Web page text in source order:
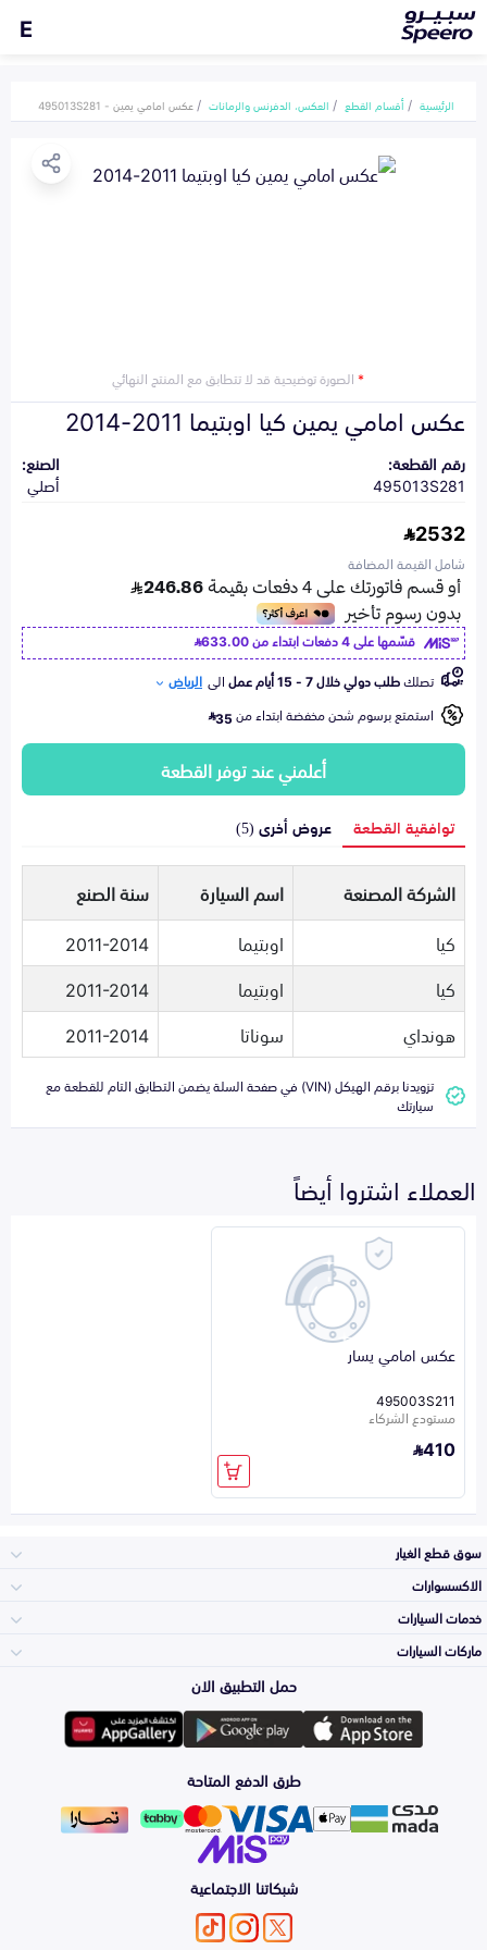
E
الرئيسية أقسام القطع العكس، الدفرنس والرمانات عكس امامي يمين - 495013S281
*الصورة توضيحية قد لا تتطابق مع المنتج النهائي
عكس امامي يمين كيا اوبتيما 2011-2014
رقم القطعة:
495013S281
الصنع:
أصلي
2532
شامل القيمة المضافة
قسّمها على 4 دفعات ابتداء من
633.00
تصلكطلب دولي خلال 7 - 15 أيام عمل الى الرياض
استمتع برسوم شحن مخفضة ابتداء من35
أعلمني عند توفر القطعة
توافقية القطعة عروض أخرى (5)
الشركة المصنعة اسم السيارة
سنة الصنع
كيا
اوبتيما
2011-2014
كيا
اوبتيما
2011-2014
هونداي
سوناتا 2011-2014
تزويدنا برقم الهيكل (VIN) في صفحة السلة يضمن التطابق التام للقطعة مع
سيارتك
العملاء اشتروا أيضاً
عكس امامي يسار
495003S211
مستودع الشركاء
410
سوق قطع الغيار
المكائن، القيرات
وملحقاتها
الشمعات
والاصطبات (الاضاءة)
الفرامل والأقمشة
الاكسسوارات
لوازم الرحلات
اكسسوارات العناية
الزيوت و السوائل
خدمات السيارات
الأكثر مبيعاً
التلميع والعناية
حماية مقدمة السيارة
ماركات السيارات
Toyota
Hyundai
Kia
حمل التطبيق الان
طرق الدفع المتاحة
شبكاتنا الاجتماعية